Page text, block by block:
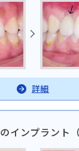
で電話できま
日本歯科
011-242-
月火水金土
14:30〜18:00
日本歯
日本歯科札
詳細
インプラント